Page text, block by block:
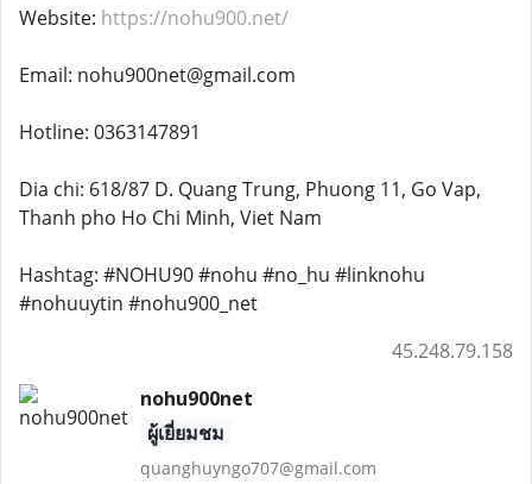
Website: https://nohu900.net/
Email: nohu900net@gmail.com
Hotline: 0363147891
Dia chi: 618/87 D. Quang Trung, Phuong 11, Go Vap,
Thanh pho Ho Chi Minh, Viet Nam
Hashtag: #NOHU90 #nohu #no_hu #linknohu
#nohuuytin #nohu900_net
45.248.79.158
nohu900net
ผู้เยี่ยมชม
quanghuyngo707@gmail.com